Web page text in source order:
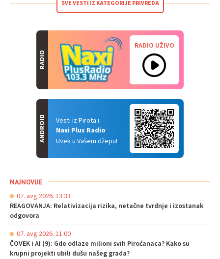
SVE VESTI IZ KATEGORIJE PRIVREDA
RADIO
RADIO UŽIVO
Vesti iz Pirota i
Naxi Plus Radio
Uvek u Vašem džepu!
ANDROID
NAJNOVIJE
07. avg 2026. 13:33
REAGOVANJA: Relativizacija rizika, netačne tvrdnje i izostanak
odgovora
07. avg 2026. 11:00
ČOVEK i AI (9): Gde odlaze milioni svih Piroćanaca? Kako su
krupni projekti ubili dušu našeg grada?